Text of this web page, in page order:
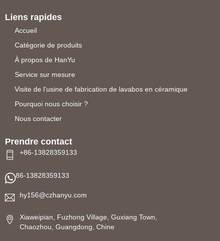
Liens rapides
Accueil
Catégorie de produits
À propos de HanYu
Service sur mesure
Visite de l'usine de fabrication de lavabos en céramique
Pourquoi nous choisir ?
Nous contacter
Prendre contact
+86-13828359133
86-13828359133
hy156@czhanyu.com
Xiaweipian, Fuzhong Village, Guxiang Town,
Chaozhou, Guangdong, Chine